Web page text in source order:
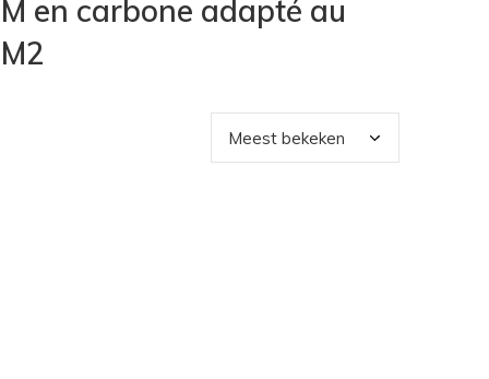
en carbone adapté au